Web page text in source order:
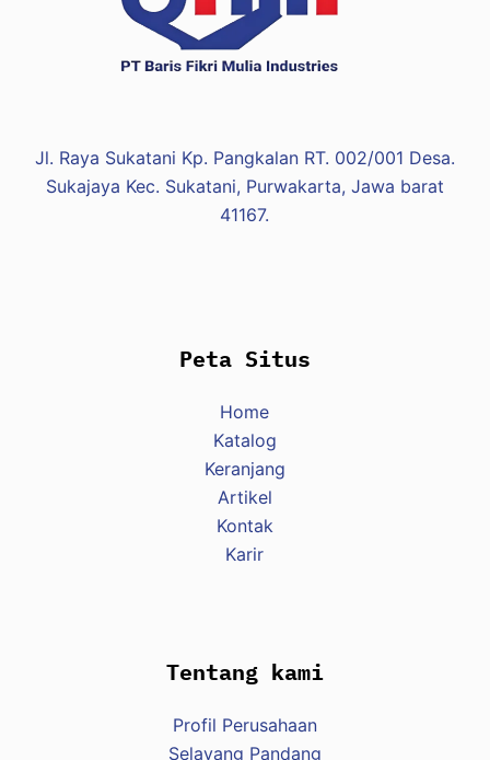
Jl. Raya Sukatani Kp. Pangkalan RT. 002/001 Desa.
Sukajaya Kec. Sukatani, Purwakarta, Jawa barat
41167.
Peta Situs
Home
Katalog
Keranjang
Artikel
Kontak
Karir
Tentang kami
Profil Perusahaan
Selayang Pandang